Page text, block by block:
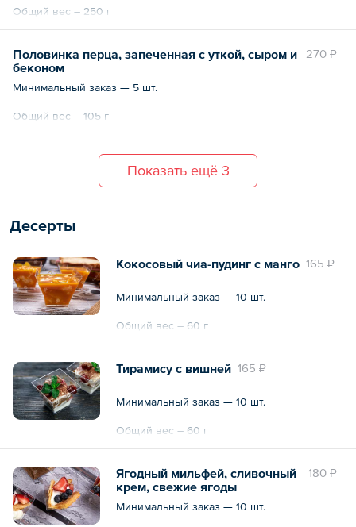
Общий вес – 250 г
270 ₽
Половинка перца, запеченная с уткой, сыром и
беконом
Минимальный заказ — 5 шт.
Общий вес – 105 г
Показать ещё 3
Десерты
165 ₽
Кокосовый чиа-пудинг с манго
Минимальный заказ — 10 шт.
Общий вес – 60 г
165 ₽
Тирамису с вишней
Минимальный заказ — 10 шт.
Общий вес – 60 г
180 ₽
Ягодный мильфей, сливочный
крем, свежие ягоды
Минимальный заказ — 10 шт.